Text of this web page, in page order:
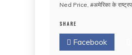
Ned Price, #अमेरिका के
SHARE
Facebook